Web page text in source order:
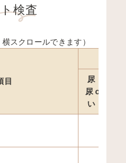
検査
スクロールできます）
目
尿（男性
尿 or 膣ぬ
い（女性